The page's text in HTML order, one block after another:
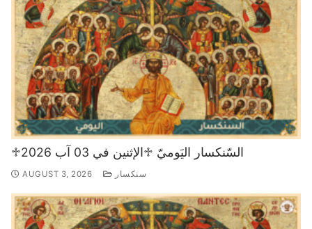
♱السّنكسار اليَوميّ ♱الإثنين في 03 آب 2026
AUGUST 3, 2026 سنكسار